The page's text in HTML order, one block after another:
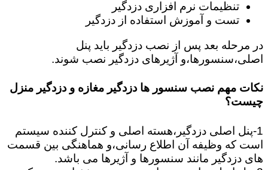
تنظیمات نرم افزاری دزدگیر
تست و آموزش استفاده از دزدگیر
در مرحله بعد پس از نصب دزدگیر باید پنل
اصلی،سنسورها،و آژیرهای دزدگیر نصب شوند.
نکات مهم نصب سنسور ها دزدگیر مغازه و دزدگیر منزل
چیست؟
1-پنل اصلی دزدگیر،هسته اصلی و کنترل کننده سیستم
است که وظیفه آن اطلاع رسانی،و هماهنگی بین قسمت
های دزدگیر مانند سنسورها و آژیرها می باشد.